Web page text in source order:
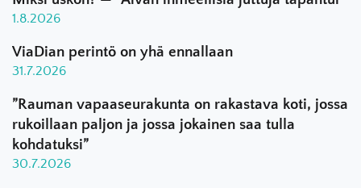
1.8.2026
ViaDian perintö on yhä ennallaan
31.7.2026
”Rauman vapaaseurakunta on rakastava koti, jossa
rukoillaan paljon ja jossa jokainen saa tulla
kohdatuksi”
30.7.2026